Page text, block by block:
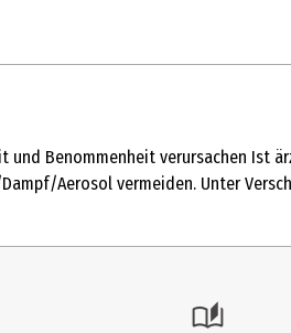
14 Jahre
und Benommenheit verursachen
Aerosol vermeiden. Unter